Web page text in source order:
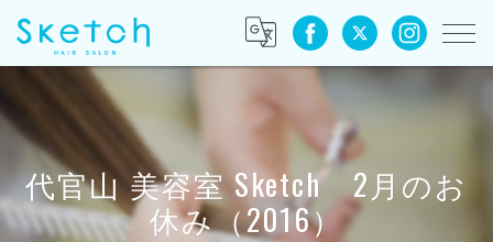
代官山 美容室 Sketch 2月のお
休み（2016）